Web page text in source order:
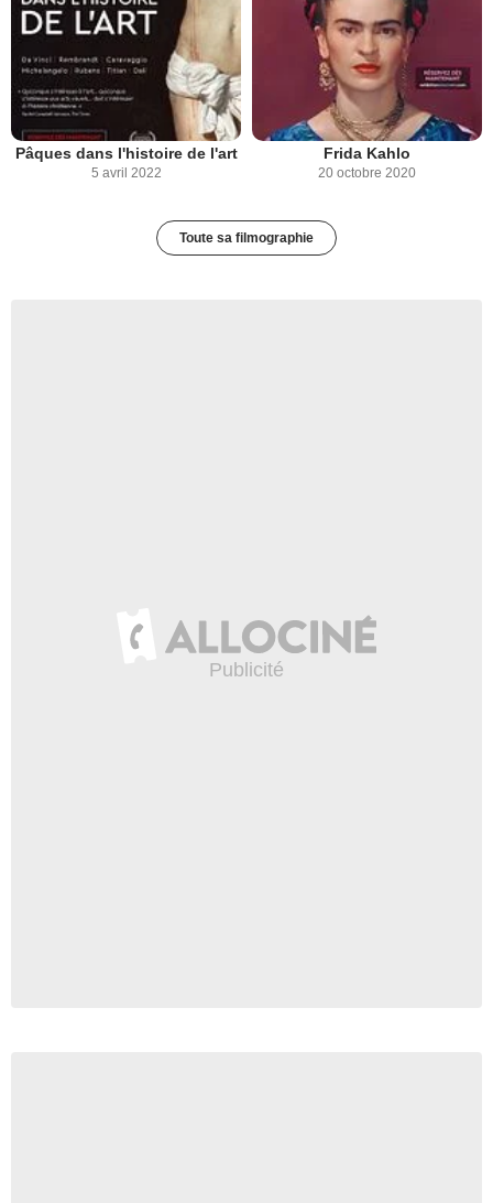
Pâques dans l'histoire de l'art
5 avril 2022
Frida Kahlo
20 octobre 2020
Toute sa filmographie